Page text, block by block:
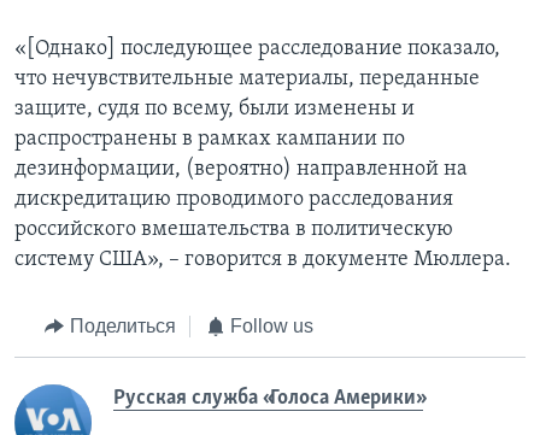
«[Однако] последующее расследование показало,
что нечувствительные материалы, переданные
защите, судя по всему, были изменены и
распространены в рамках кампании по
дезинформации, (вероятно) направленной на
дискредитацию проводимого расследования
российского вмешательства в политическую
систему США», – говорится в документе Мюллера.
Поделиться Follow us
Русская служба «Голоса Америки»